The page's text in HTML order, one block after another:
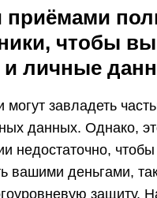
приёмами
чтобы
и личные
завладеть
данных. Однако,
недостаточно,
вашими деньгами,
защиту.